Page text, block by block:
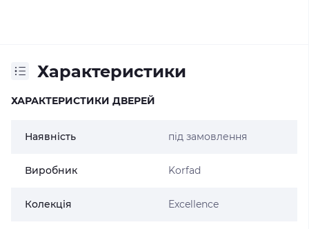
Характеристики
ХАРАКТЕРИСТИКИ ДВЕРЕЙ
Наявність під замовлення
Виробник Korfad
Колекція Excellence